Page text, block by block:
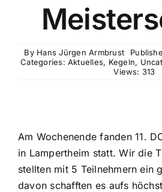
By Hans Jürgen Armbrust
Categories: Aktuelles, Kegeln,
Views: 313
Am Wochenende fanden 11.
in Lampertheim statt. Wir die
stellten mit 5 Teilnehmern ein
davon schafften es aufs